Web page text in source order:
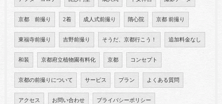
京都 前撮り 2着 成人式前撮り 隋心院 京都 前撮り
東福寺前撮り 吉野前撮り そうだ、京都行こう！ 追加料金なし
和装 京都府立植物園有料化 京都 コンセプト
京都の前撮りについて サービス プラン よくある質問
アクセス お問い合わせ プライバシーポリシー